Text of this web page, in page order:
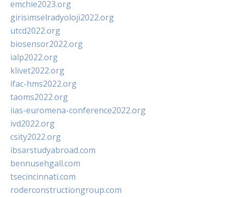
emchie2023.org
girisimselradyoloji2022.org
utcd2022.org
biosensor2022.org
ialp2022.org
klivet2022.org
ifac-hms2022.org
taoms2022.org
iias-euromena-conference2022.org
ivd2022.org
csity2022.org
ibsarstudyabroad.com
bennusehgall.com
tsecincinnati.com
roderconstructiongroup.com